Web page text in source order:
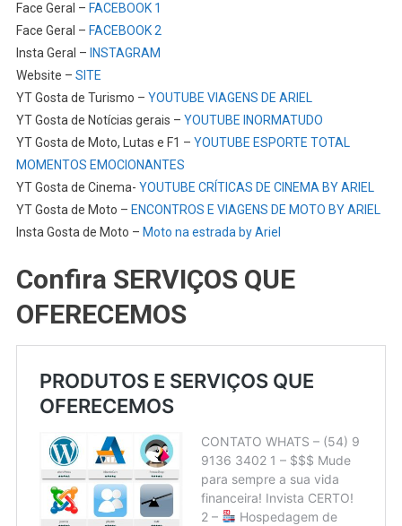
Face Geral – FACEBOOK 1
Face Geral – FACEBOOK 2
Insta Geral – INSTAGRAM
Website – SITE
YT Gosta de Turismo – YOUTUBE VIAGENS DE ARIEL
YT Gosta de Notícias gerais – YOUTUBE INORMATUDO
YT Gosta de Moto, Lutas e F1 – YOUTUBE ESPORTE TOTAL
MOMENTOS EMOCIONANTES
YT Gosta de Cinema- YOUTUBE CRÍTICAS DE CINEMA BY ARIEL
YT Gosta de Moto – ENCONTROS E VIAGENS DE MOTO BY ARIEL
Insta Gosta de Moto – Moto na estrada by Ariel
Confira SERVIÇOS QUE
OFERECEMOS